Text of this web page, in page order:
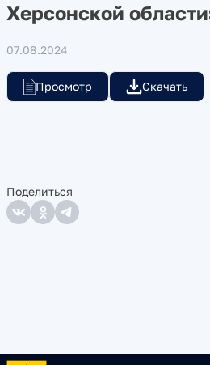
Херсонской
07.08.2024
Просмотр Скачать
Поделиться